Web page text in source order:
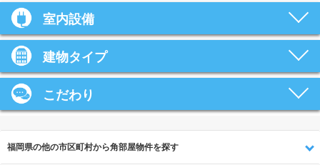
室内設備
建物タイプ
こだわり
福岡県の他の市区町村から角部屋物件を探す